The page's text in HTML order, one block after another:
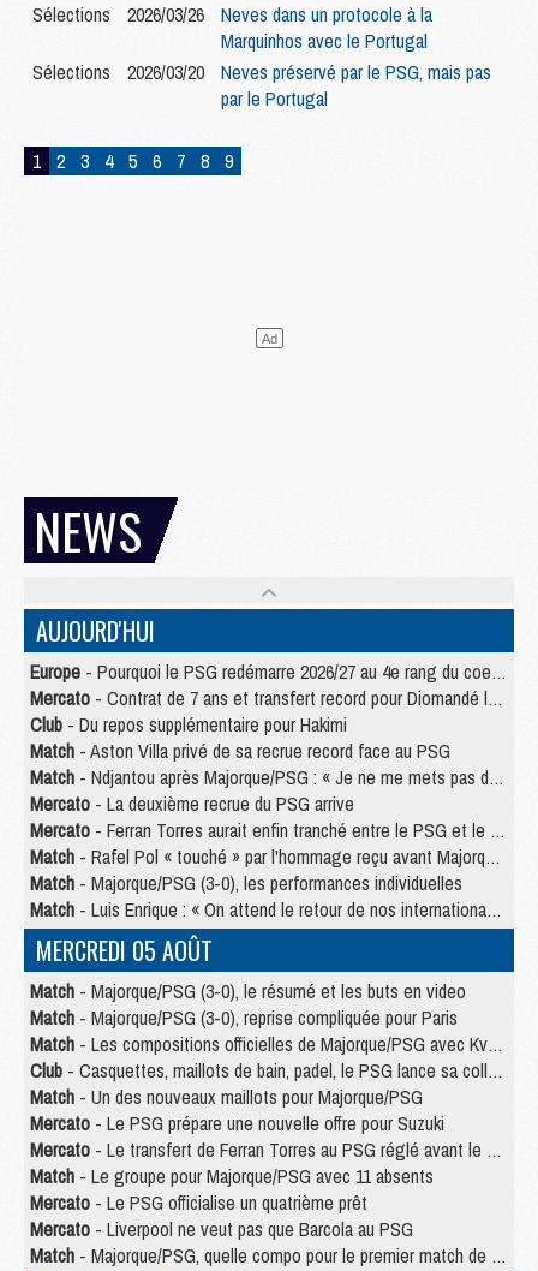
Sélections
2026/03/26
Neves dans un protocole à la
Marquinhos avec le Portugal
Sélections
2026/03/20
Neves préservé par le PSG, mais pas
par le Portugal
1 2 3 4 5 6 7 8 9
NEWS
AUJOURD'HUI
Europe - Pourquoi le PSG redémarre 2026/27 au 4e rang du coefficient UEFA
Mercato - Contrat de 7 ans et transfert record pour Diomandé loin du PSG
Club - Du repos supplémentaire pour Hakimi
Match - Aston Villa privé de sa recrue record face au PSG
Match - Ndjantou après Majorque/PSG : « Je ne me mets pas de plafond »
Mercato - La deuxième recrue du PSG arrive
Mercato - Ferran Torres aurait enfin tranché entre le PSG et le Barça
Match - Rafel Pol « touché » par l'hommage reçu avant Majorque/PSG
Match - Majorque/PSG (3-0), les performances individuelles
Match - Luis Enrique : « On attend le retour de nos internationaux »
MERCREDI 05 AOÛT
Match - Majorque/PSG (3-0), le résumé et les buts en video
Match - Majorque/PSG (3-0), reprise compliquée pour Paris
Match - Les compositions officielles de Majorque/PSG avec Kvara et de nombreux jeunes
Club - Casquettes, maillots de bain, padel, le PSG lance sa collection été
Match - Un des nouveaux maillots pour Majorque/PSG
Mercato - Le PSG prépare une nouvelle offre pour Suzuki
Mercato - Le transfert de Ferran Torres au PSG réglé avant le 12 août ?
Match - Le groupe pour Majorque/PSG avec 11 absents
Mercato - Le PSG officialise un quatrième prêt
Mercato - Liverpool ne veut pas que Barcola au PSG
Match - Majorque/PSG, quelle compo pour le premier match de la saison 2026/27 ?